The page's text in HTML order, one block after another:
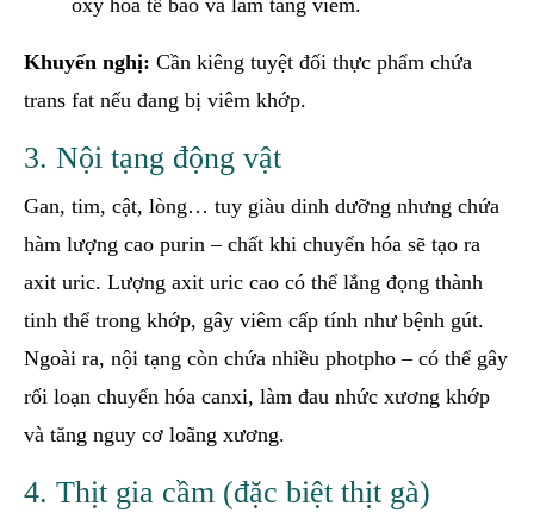
Khuyến nghị: Cần kiêng tuyệt đối thực phẩm chứa
trans fat nếu đang bị viêm khớp.
3. Nội tạng động vật
Gan, tim, cật, lòng… tuy giàu dinh dưỡng nhưng chứa
hàm lượng cao purin – chất khi chuyển hóa sẽ tạo ra
axit uric. Lượng axit uric cao có thể lắng đọng thành
tinh thể trong khớp, gây viêm cấp tính như bệnh gút.
Ngoài ra, nội tạng còn chứa nhiều photpho – có thể gây
rối loạn chuyển hóa canxi, làm đau nhức xương khớp
và tăng nguy cơ loãng xương.
4. Thịt gia cầm (đặc biệt thịt gà)